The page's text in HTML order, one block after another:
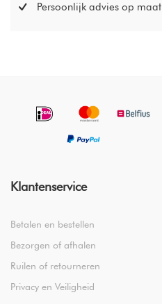
Persoonlijk advies op maat
Klantenservice
Betalen en bestellen
Bezorgen of afhalen
Ruilen of retourneren
Privacy en Veiligheid